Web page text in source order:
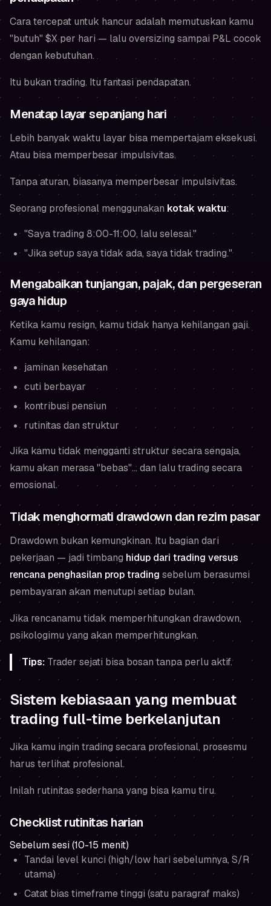
Cara tercepat untuk hancur adalah memutuskan kamu
"butuh" $X per hari — lalu oversizing sampai P&L cocok
dengan kebutuhan.
Itu bukan trading. Itu fantasi pendapatan.
Menatap layar sepanjang hari
Lebih banyak waktu layar bisa mempertajam eksekusi.
Atau bisa memperbesar impulsivitas.
Tanpa aturan, biasanya memperbesar impulsivitas.
Seorang profesional menggunakan kotak waktu:
"Saya trading 8:00-11:00, lalu selesai."
"Jika setup saya tidak ada, saya tidak trading."
Mengabaikan tunjangan, pajak, dan pergeseran
gaya hidup
Ketika kamu resign, kamu tidak hanya kehilangan gaji.
Kamu kehilangan:
jaminan kesehatan
cuti berbayar
kontribusi pensiun
rutinitas dan struktur
Jika kamu tidak mengganti struktur secara sengaja,
kamu akan merasa "bebas"... dan lalu trading secara
emosional.
Tidak menghormati drawdown dan rezim pasar
Drawdown bukan kemungkinan. Itu bagian dari
pekerjaan — jadi timbang hidup dari trading versus
rencana penghasilan prop trading sebelum berasumsi
pembayaran akan menutupi setiap bulan.
Jika rencanamu tidak memperhitungkan drawdown,
psikologimu yang akan memperhitungkan.
Tips: Trader sejati bisa bosan tanpa perlu aktif.
Sistem kebiasaan yang membuat
trading full-time berkelanjutan
Jika kamu ingin trading secara profesional, prosesmu
harus terlihat profesional.
Inilah rutinitas sederhana yang bisa kamu tiru.
Checklist rutinitas harian
Sebelum sesi (10-15 menit)
Tandai level kunci (high/low hari sebelumnya, S/R
utama)
Catat bias timeframe tinggi (satu paragraf maks)